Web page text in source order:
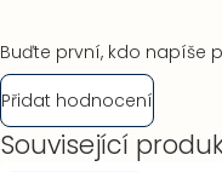
Buďte první, kdo napíše
Přidat hodnocení
Související